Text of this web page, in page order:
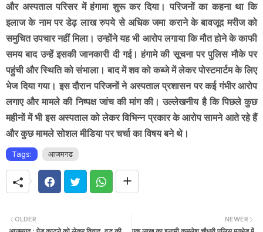
और अस्पताल परिसर में हंगामा शुरू कर दिया। परिजनों का कहना था कि
इलाज के नाम पर डेढ़ लाख रुपये से अधिक जमा कराने के बावजूद मरीज को
समुचित उपचार नहीं मिला। उन्होंने यह भी आरोप लगाया कि मौत होने के काफी
समय बाद उन्हें इसकी जानकारी दी गई। हंगामे की सूचना पर पुलिस मौके पर
पहुंची और स्थिति को संभाला। बाद में शव को कब्जे में लेकर पोस्टमार्टम के लिए
भेज दिया गया। इस दौरान परिजनों ने अस्पताल प्रशासन पर कई गंभीर आरोप
लगाए और मामले की निष्पक्ष जांच की मांग की। उल्लेखनीय है कि पिछले कुछ
महीनों में भी इस अस्पताल को लेकर विभिन्न प्रकार के आरोप सामने आते रहे हैं
और कुछ मामले सोशल मीडिया पर चर्चा का विषय बने थे।
Tags: आजमगढ
NEWER
OLDER